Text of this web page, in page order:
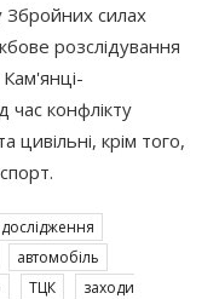
Збройних силах
розслідування
час конфлікту
цивільні, крім того,
дослідження
автомобіль
ТЦК
заходи